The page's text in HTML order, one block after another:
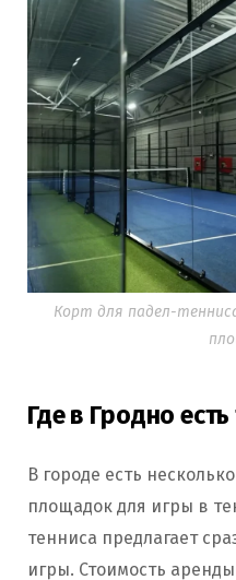
Корт для падел-
Где в Гродно
В городе есть
площадок для игры в
тенниса предлагает
игры. Стоимость